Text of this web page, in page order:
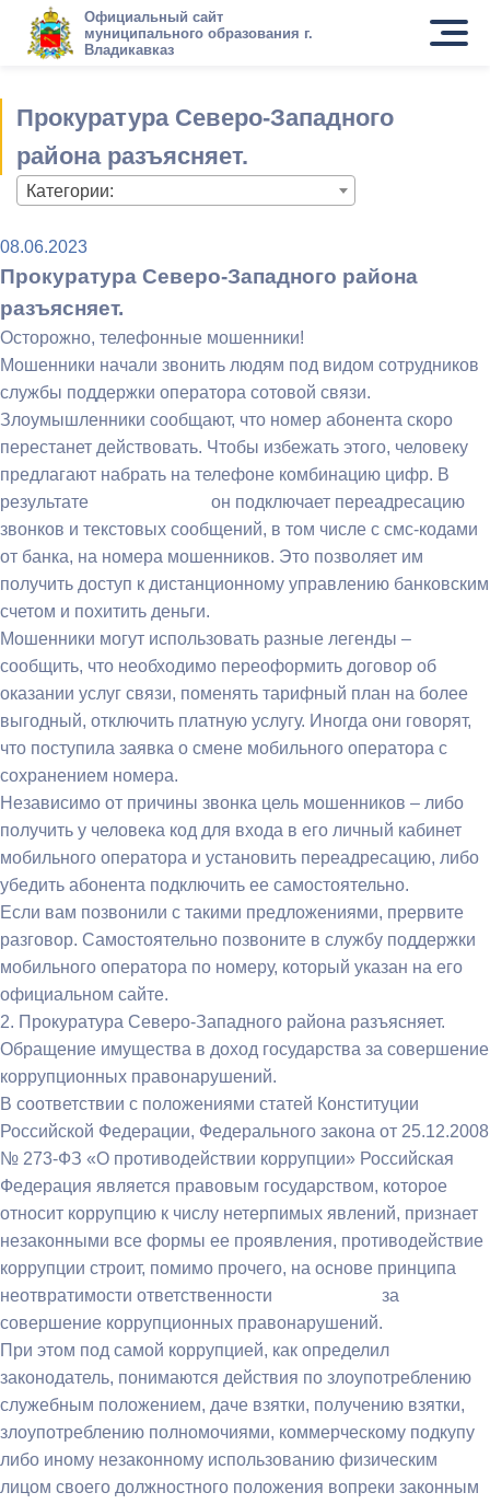
Официальный сайт
муниципального образования г.
Владикавказ
Прокуратура Северо-Западного
района разъясняет.
Категории:
08.06.2023
Прокуратура Северо-Западного района
разъясняет.
Осторожно, телефонные мошенники!
Мошенники начали звонить людям под видом сотрудников
службы поддержки оператора сотовой связи.
Злоумышленники сообщают, что номер абонента скоро
перестанет действовать. Чтобы избежать этого, человеку
предлагают набрать на телефоне комбинацию цифр. В
результате он подключает переадресацию
звонков и текстовых сообщений, в том числе с смс-кодами
от банка, на номера мошенников. Это позволяет им
получить доступ к дистанционному управлению банковским
счетом и похитить деньги.
Мошенники могут использовать разные легенды –
сообщить, что необходимо переоформить договор об
оказании услуг связи, поменять тарифный план на более
выгодный, отключить платную услугу. Иногда они говорят,
что поступила заявка о смене мобильного оператора с
сохранением номера.
Независимо от причины звонка цель мошенников – либо
получить у человека код для входа в его личный кабинет
мобильного оператора и установить переадресацию, либо
убедить абонента подключить ее самостоятельно.
Если вам позвонили с такими предложениями, прервите
разговор. Самостоятельно позвоните в службу поддержки
мобильного оператора по номеру, который указан на его
официальном сайте.
2. Прокуратура Северо-Западного района разъясняет.
Обращение имущества в доход государства за совершение
коррупционных правонарушений.
В соответствии с положениями статей Конституции
Российской Федерации, Федерального закона от 25.12.2008
№ 273-ФЗ «О противодействии коррупции» Российская
Федерация является правовым государством, которое
относит коррупцию к числу нетерпимых явлений, признает
незаконными все формы ее проявления, противодействие
коррупции строит, помимо прочего, на основе принципа
неотвратимости ответственности за
совершение коррупционных правонарушений.
При этом под самой коррупцией, как определил
законодатель, понимаются действия по злоупотреблению
служебным положением, даче взятки, получению взятки,
злоупотреблению полномочиями, коммерческому подкупу
либо иному незаконному использованию физическим
лицом своего должностного положения вопреки законным